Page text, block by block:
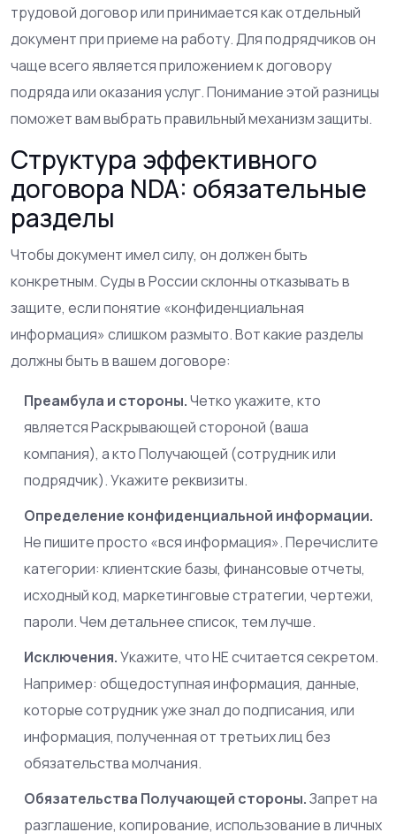
трудовой договор или принимается как отдельный
документ при приеме на работу. Для подрядчиков он
чаще всего является приложением к договору
подряда или оказания услуг. Понимание этой разницы
поможет вам выбрать правильный механизм защиты.
Структура эффективного
договора NDA: обязательные
разделы
Чтобы документ имел силу, он должен быть
конкретным. Суды в России склонны отказывать в
защите, если понятие «конфиденциальная
информация» слишком размыто. Вот какие разделы
должны быть в вашем договоре:
Преамбула и стороны.Четко укажите, кто
является Раскрывающей стороной (ваша
компания), а кто Получающей (сотрудник или
подрядчик). Укажите реквизиты.
Определение конфиденциальной информации.
Не пишите просто «вся информация». Перечислите
категории: клиентские базы, финансовые отчеты,
исходный код, маркетинговые стратегии, чертежи,
пароли. Чем детальнее список, тем лучше.
Исключения.Укажите, что НЕ считается секретом.
Например: общедоступная информация, данные,
которые сотрудник уже знал до подписания, или
информация, полученная от третьих лиц без
обязательства молчания.
Обязательства Получающей стороны.Запрет на
разглашение, копирование, использование в личных